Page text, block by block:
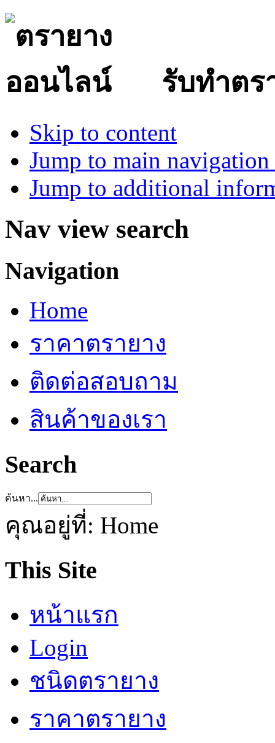
รับทำตร
Skip to content
Jump to main
Jump to additional
Nav view search
Navigation
Home
ราคาตรายาง
ติดต่อสอบถาม
สินค้าของเรา
Search
ค้นหา...
คุณอยู่ที่: Home
This Site
หน้าแรก
Login
ชนิดตรายาง
ราคาตรายาง